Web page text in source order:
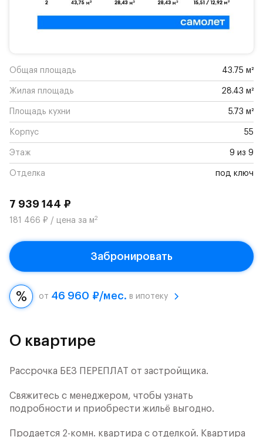
Общая площадь 43.75 м²
Жилая площадь 28.43 м²
Площадь кухни 5.73 м²
Корпус 55
Этаж 9 из 9
Отделка под ключ
7 939 144 ₽
181 466 ₽ / цена за м2
Забронировать
от 46 960 ₽/мес. в ипотеку
О квартире
Рассрочка БЕЗ ПЕРЕПЛАТ от застройщика.
Свяжитесь с менеджером, чтобы узнать
подробности и приобрести жильё выгодно.
Продается 2-комн. квартира с отделкой. Квартира